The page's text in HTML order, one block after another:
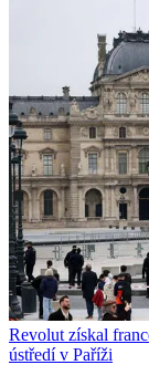
Revolut získal
ústředí v Paříži